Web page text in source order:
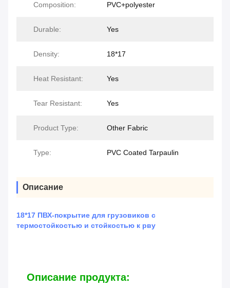
Composition: PVC+polyester
Durable: Yes
Density: 18*17
Heat Resistant: Yes
Tear Resistant: Yes
Product Type: Other Fabric
Type: PVC Coated Tarpaulin
Описание
18*17 ПВХ-покрытие для грузовиков с
термостойкостью и стойкостью к рву
Описание продукта: